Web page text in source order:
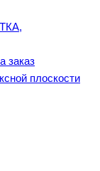
заказ
плоскости